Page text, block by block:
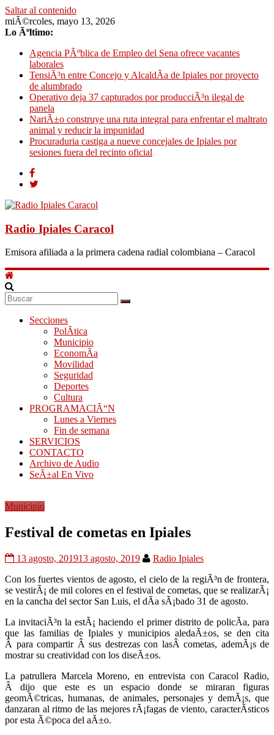
Saltar al contenido
miÃ©rcoles, mayo 13, 2026
Lo Ãºltimo:
Agencia PÃºblica de Empleo del Sena ofrece vacantes
laborales
TensiÃ³n entre Concejo y AlcaldÃ­a de Ipiales por proyecto
de alumbrado
Operativo deja 37 capturados por producciÃ³n ilegal de
panela
NariÃ±o construye una ruta integral para enfrentar el maltrato
animal y reducir la impunidad
Procuraduria castiga a nueve concejales de Ipiales por
sesiones fuera del recinto oficial
Radio Ipiales Caracol
Emisora afiliada a la primera cadena radial colombiana – Caracol
Secciones
PolÃ­tica
Municipio
EconomÃ­a
Movilidad
Seguridad
Deportes
Cultura
PROGRAMACIÃ“N
Lunes a Viernes
Fin de semana
SERVICIOS
CONTACTO
Archivo de Audio
SeÃ±al En Vivo
Municipio
Festival de cometas en Ipiales
13 agosto, 201913 agosto, 2019
Radio Ipiales
Con los fuertes vientos de agosto, el cielo de la regiÃ³n de frontera,
se vestirÃ¡ de mil colores en el festival de cometas, que se realizarÃ¡
en la cancha del sector San Luis, el dÃ­a sÃ¡bado 31 de agosto.
La invitaciÃ³n la estÃ¡ haciendo el primer distrito de policÃ­a, para
que las familias de Ipiales y municipios aledaÃ±os, se den cita
Â para compartir Â sus destrezas con lasÂ cometas, ademÃ¡s de
mostrar su creatividad con los diseÃ±os.
La patrullera Marcela Moreno, en entrevista con Caracol Radio,
Â dijo que este es un espacio donde se miraran figuras
geomÃ©tricas, humanas, de animales, personajes y demÃ¡s, que
danzaran al ritmo de las mejores rÃ¡fagas de viento, caracterÃ­sticos
por esta Ã©poca del aÃ±o.